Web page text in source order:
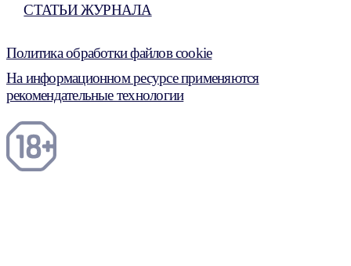
СТАТЬИ ЖУРНАЛА
Политика обработки файлов cookie
На информационном ресурсе применяются
рекомендательные технологии